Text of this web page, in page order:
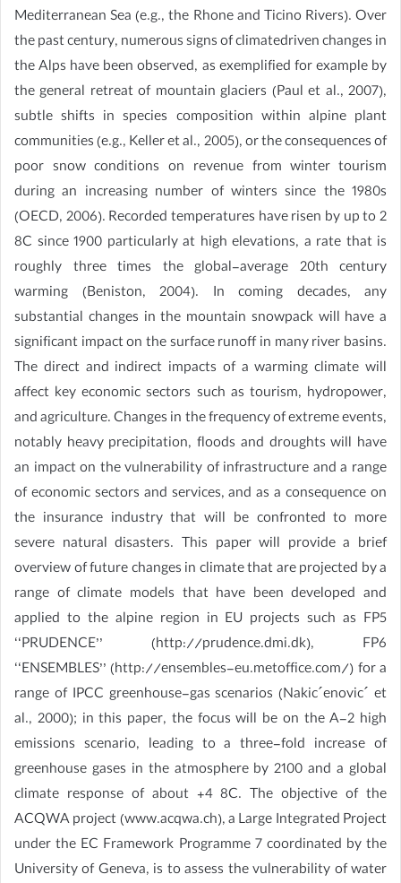
Mediterranean Sea (e.g., the Rhone and Ticino Rivers). Over
the past century, numerous signs of climatedriven changes in
the Alps have been observed, as exemplified for example by
the general retreat of mountain glaciers (Paul et al., 2007),
subtle shifts in species composition within alpine plant
communities (e.g., Keller et al., 2005), or the consequences of
poor snow conditions on revenue from winter tourism
during an increasing number of winters since the 1980s
(OECD, 2006). Recorded temperatures have risen by up to 2
8C since 1900 particularly at high elevations, a rate that is
roughly three times the global-average 20th century
warming (Beniston, 2004). In coming decades, any
substantial changes in the mountain snowpack will have a
significant impact on the surface runoff in many river basins.
The direct and indirect impacts of a warming climate will
affect key economic sectors such as tourism, hydropower,
and agriculture. Changes in the frequency of extreme events,
notably heavy precipitation, floods and droughts will have
an impact on the vulnerability of infrastructure and a range
of economic sectors and services, and as a consequence on
the insurance industry that will be confronted to more
severe natural disasters. This paper will provide a brief
overview of future changes in climate that are projected by a
range of climate models that have been developed and
applied to the alpine region in EU projects such as FP5
‘‘PRUDENCE’’ (http://prudence.dmi.dk), FP6
‘‘ENSEMBLES’’ (http://ensembles-eu.metoffice.com/) for a
range of IPCC greenhouse-gas scenarios (Nakic´enovic´ et
al., 2000); in this paper, the focus will be on the A-2 high
emissions scenario, leading to a three-fold increase of
greenhouse gases in the atmosphere by 2100 and a global
climate response of about +4 8C. The objective of the
ACQWA project (www.acqwa.ch), a Large Integrated Project
under the EC Framework Programme 7 coordinated by the
University of Geneva, is to assess the vulnerability of water